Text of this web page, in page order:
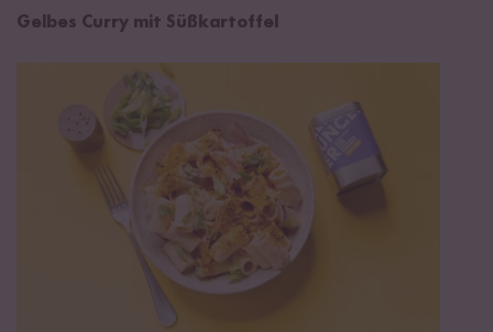
Gelbes Curry mit Süßkartoffel